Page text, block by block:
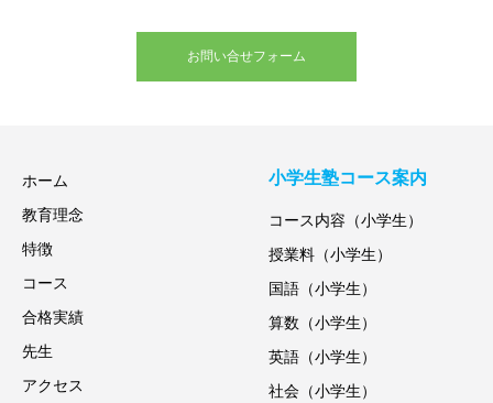
お問い合せフォーム
ホーム
教育理念
特徴
コース
合格実績
先生
アクセス
小学生塾コース案内
コース内容（小学生）
授業料（小学生）
国語（小学生）
算数（小学生）
英語（小学生）
社会（小学生）